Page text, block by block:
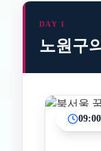
DAY 1
노원구